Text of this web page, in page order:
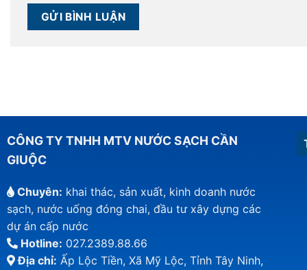
CÔNG TY TNHH MTV NƯỚC SẠCH CẦN
GIUỘC
Chuyên: khai thác, sản xuất, kinh doanh nước
sạch, nước uống đóng chai, đầu tư xây dựng các
dự án cấp nước
Hotline: 027.2389.88.66
Địa chỉ: Ấp Lộc Tiền, Xã Mỹ Lộc, Tỉnh Tây Ninh,